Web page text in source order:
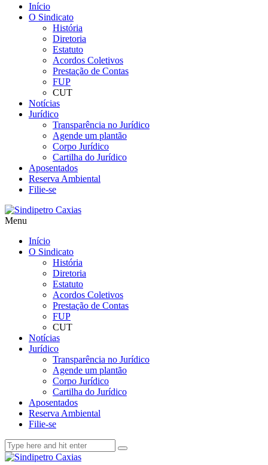
Início
O Sindicato
História
Diretoria
Estatuto
Acordos Coletivos
Prestação de Contas
FUP
CUT
Notícias
Jurídico
Transparência no Jurídico
Agende um plantão
Corpo Jurídico
Cartilha do Jurídico
Aposentados
Reserva Ambiental
Filie-se
Menu
Início
O Sindicato
História
Diretoria
Estatuto
Acordos Coletivos
Prestação de Contas
FUP
CUT
Notícias
Jurídico
Transparência no Jurídico
Agende um plantão
Corpo Jurídico
Cartilha do Jurídico
Aposentados
Reserva Ambiental
Filie-se